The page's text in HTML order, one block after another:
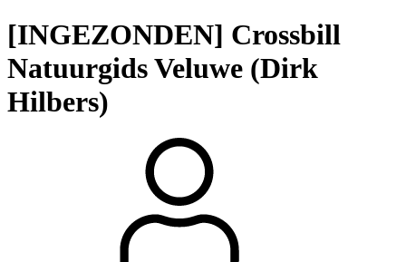
[INGEZONDEN] Crossbill
Natuurgids Veluwe (Dirk
Hilbers)